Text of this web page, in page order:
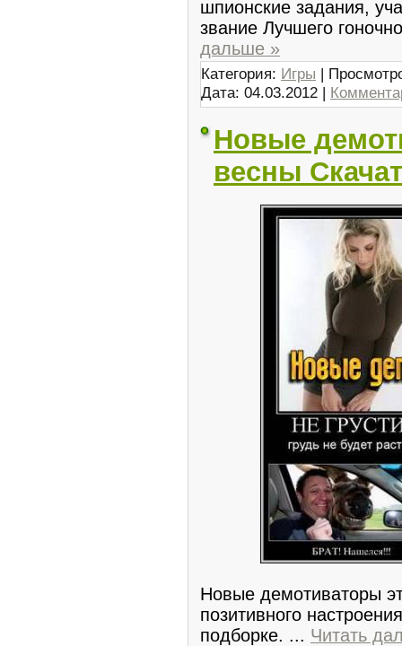
шпионские задания,
звание Лучшего
дальше »
Категория: Игры |
Дата: 04.03.2012 |
Новые
весны
Новые демотиваторы
позитивного
подборке. ... Читать